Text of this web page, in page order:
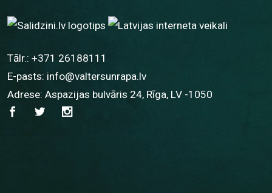
Tālr.: +371 26188111
E-pasts: info@valtersunrapa.lv
Adrese: Aspazijas bulvāris 24, Rīga, LV -1050